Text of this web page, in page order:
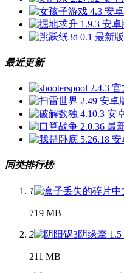
最近更新
同类排行榜
1
719 MB
2
211 MB